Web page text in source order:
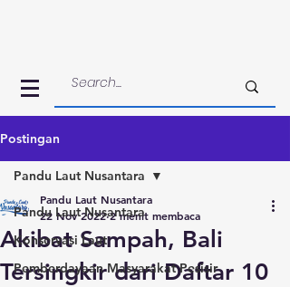
Postingan
Pandu Laut Nusantara
Konservasi Laut
Pemberdayaan Masyarakat Pesisir
Pandu Laut Nusantara
Akibat Sampah, Bali
Tersingkir dari Daftar 10
Pandu Laut Nusantara
22 Nov 2022 2 menit membaca